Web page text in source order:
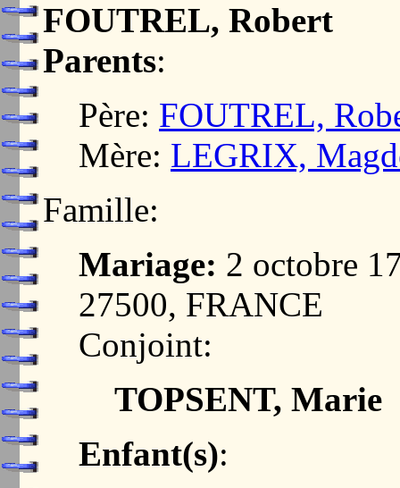
FOUTREL, Robert
Parents:
Père: FOUTREL,
Mère: LEGRIX,
Famille:
Mariage: 2 octobre
27500, FRANCE
Conjoint:
TOPSENT, Marie
Enfant(s):